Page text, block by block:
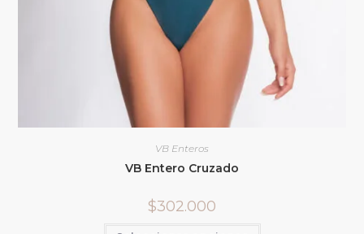
VB Enteros
VB Entero Cruzado
$302.000